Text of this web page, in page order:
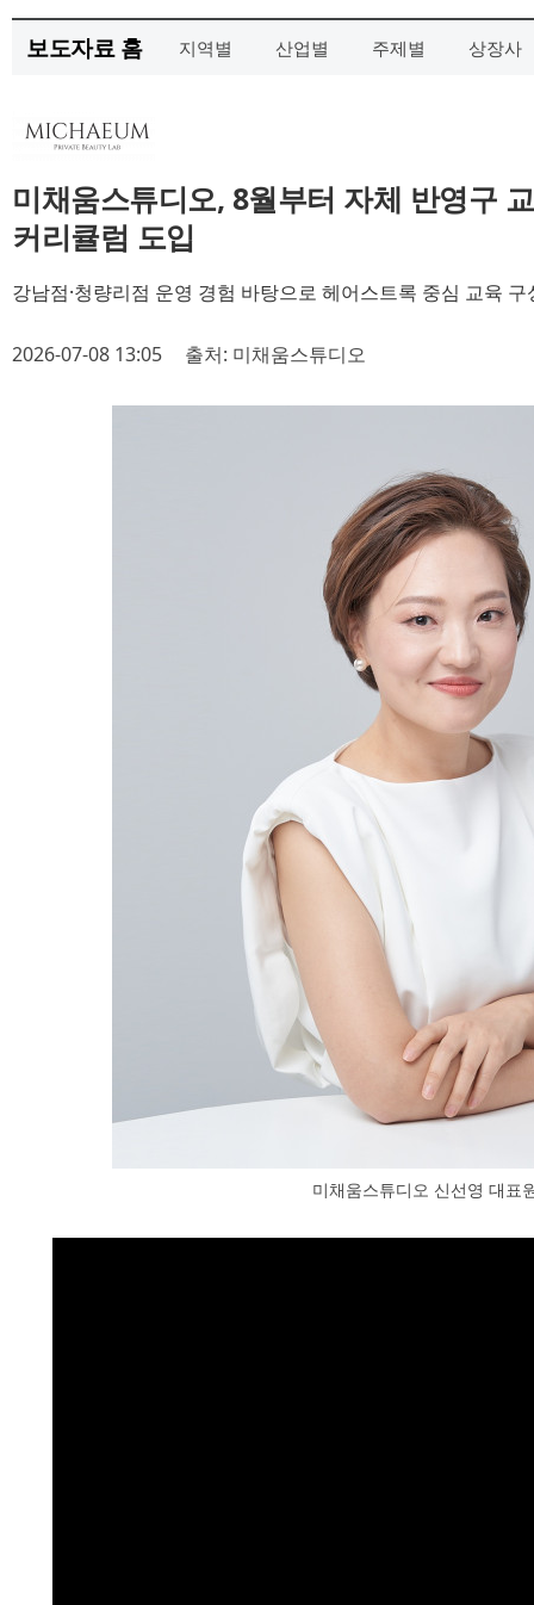
보도자료 홈 지역별 산업별 주제별 상장사
미채움스튜디오, 8월부터 자체 반영구
커리큘럼 도입
강남점·청량리점 운영 경험 바탕으로 헤어스트록 중심 교육
2026-07-08 13:05 출처: 미채움스튜디오
미채움스튜디오 신선영 대표